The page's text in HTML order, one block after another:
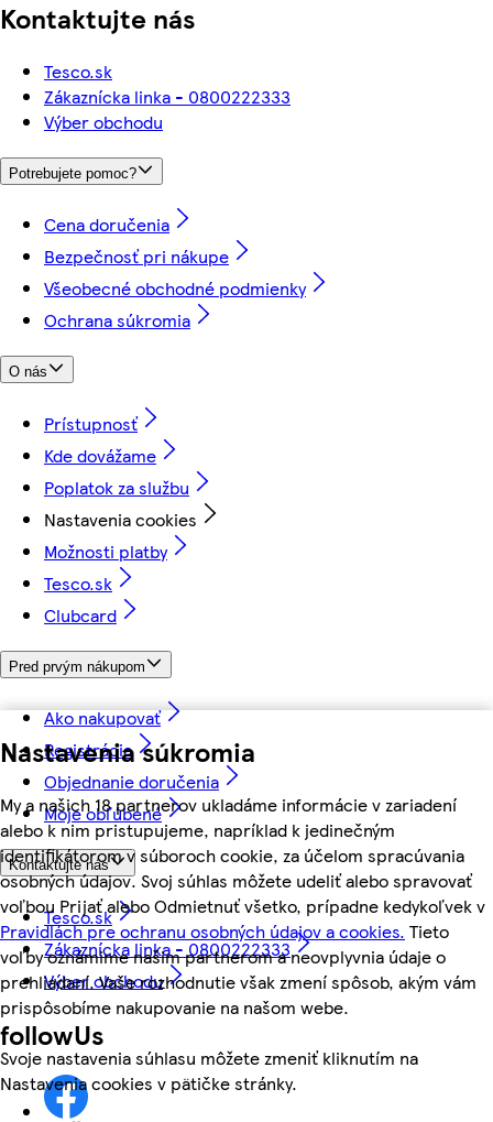
Nastavenia súkromia
My a našich 18 partnerov ukladáme informácie v zariadení
alebo k nim pristupujeme, napríklad k jedinečným
identifikátorom v súboroch cookie, za účelom spracúvania
osobných údajov. Svoj súhlas môžete udeliť alebo spravovať
voľbou Prijať alebo Odmietnuť všetko, prípadne kedykoľvek v
Pravidlách pre ochranu osobných údajov a cookies. Tieto
voľby oznámime našim partnerom a neovplyvnia údaje o
prehliadaní. Vaše rozhodnutie však zmení spôsob, akým vám
prispôsobíme nakupovanie na našom webe.
Svoje nastavenia súhlasu môžete zmeniť kliknutím na
Nastavenia cookies v pätičke stránky.
Kontaktujte nás
Tesco.sk
Zákaznícka linka - 0800222333
Výber obchodu
Potrebujete pomoc?
Cena doručenia
Bezpečnosť pri nákupe
Všeobecné obchodné podmienky
Ochrana súkromia
O nás
Prístupnosť
Kde dovážame
Poplatok za službu
Nastavenia cookies
Možnosti platby
Tesco.sk
Clubcard
Pred prvým nákupom
Ako nakupovať
Registrácia
Objednanie doručenia
Moje obľúbené
Kontaktujte nás
Tesco.sk
Zákaznícka linka - 0800222333
Výber obchodu
followUs